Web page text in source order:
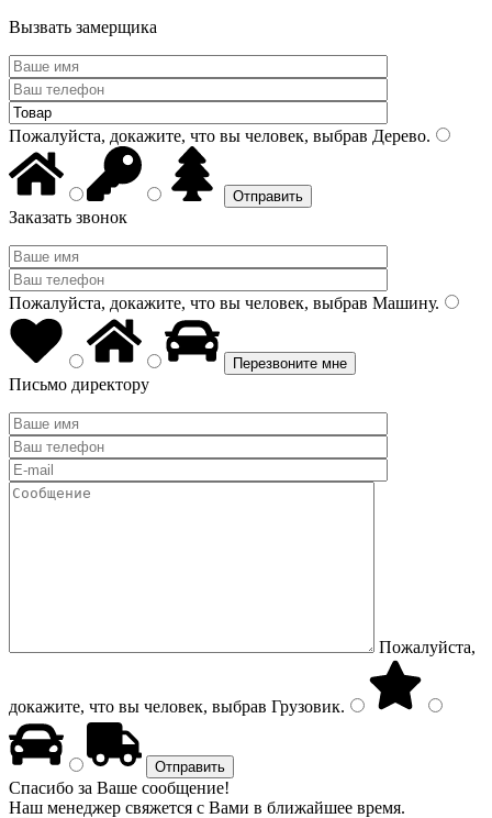
Вызвать замерщика
Пожалуйста, докажите, что вы человек, выбрав Дерево.
Заказать звонок
Пожалуйста, докажите, что вы человек, выбрав Машину.
Письмо директору
Пожалуйста,
докажите, что вы человек, выбрав Грузовик.
Спасибо за Ваше сообщение!
Наш менеджер свяжется с Вами в ближайшее время.